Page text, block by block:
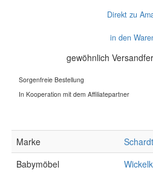
Direkt zu
in den
gewöhnlich
Sorgenfreie Bestellung
In Kooperation mit dem Affiliatepartner
Marke
Schardt
Babymöbel